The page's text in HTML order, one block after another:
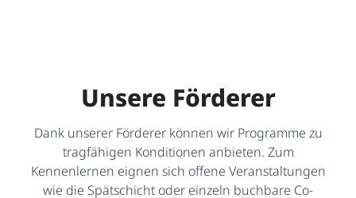
Unsere Förderer
Dank unserer Förderer können wir Programme zu
tragfähigen Konditionen anbieten. Zum
Kennenlernen eignen sich offene Veranstaltungen
wie die Spätschicht oder einzeln buchbare Co-